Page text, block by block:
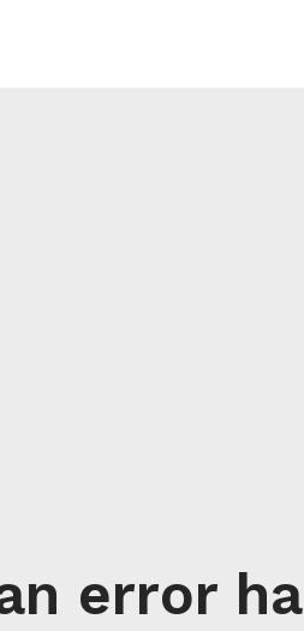
error